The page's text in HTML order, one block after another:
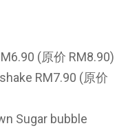
(原价 RM8.90)
RM7.90 (原价
Sugar bubble